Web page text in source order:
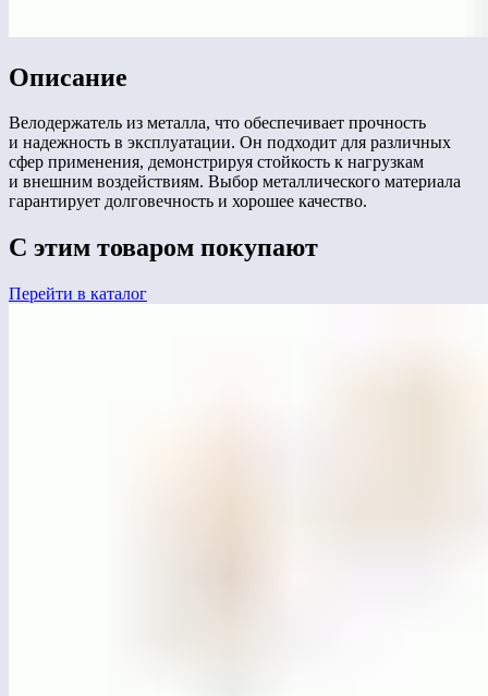
Описание
Велодержатель из металла, что обеспечивает прочность
и надежность в эксплуатации. Он подходит для различных
сфер применения, демонстрируя стойкость к нагрузкам
и внешним воздействиям. Выбор металлического материала
гарантирует долговечность и хорошее качество.
С этим товаром покупают
Перейти в каталог